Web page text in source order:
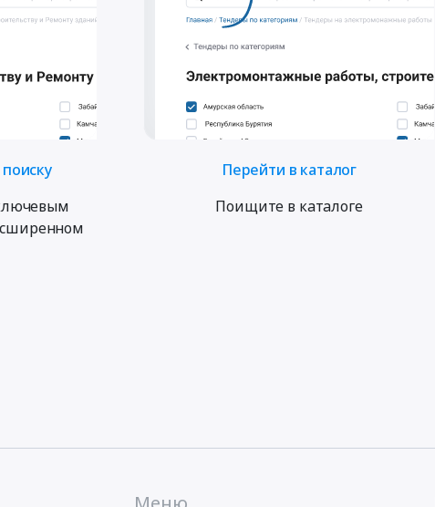
Перейти в каталог
Поищите в каталоге